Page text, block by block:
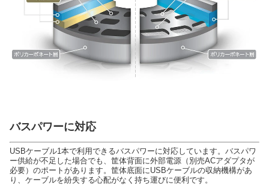
バスパワーに対応
USBケーブル1本で利用できるバスパワーに対応しています。バスパワ
ー供給が不足した場合でも、筐体背面に外部電源（別売ACアダプタが
必要）のポートがあります。筐体底面にUSBケーブルの収納機構があ
り、ケーブルを紛失する心配がなく持ち運びに便利です。